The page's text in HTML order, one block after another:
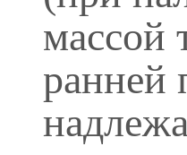
массой
ранней